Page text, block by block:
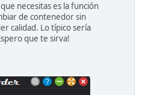
necesitas es la función
de contenedor sin
calidad. Lo típico sería
que te sirva!